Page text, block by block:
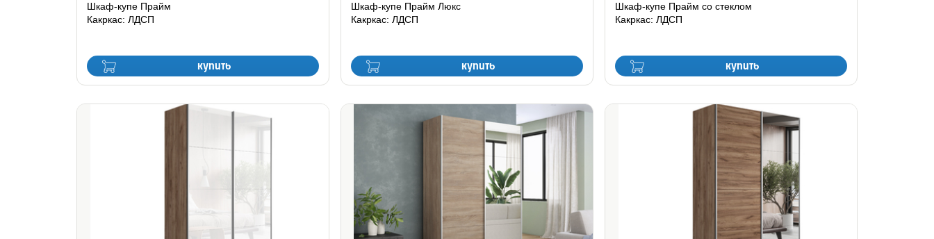
купить
Шкаф-купе Прайм
Какркас: ЛДСП
купить
Шкаф-купе Прайм Люкс
Какркас: ЛДСП
купить
Шкаф-купе Прайм со стеклом
Какркас: ЛДСП